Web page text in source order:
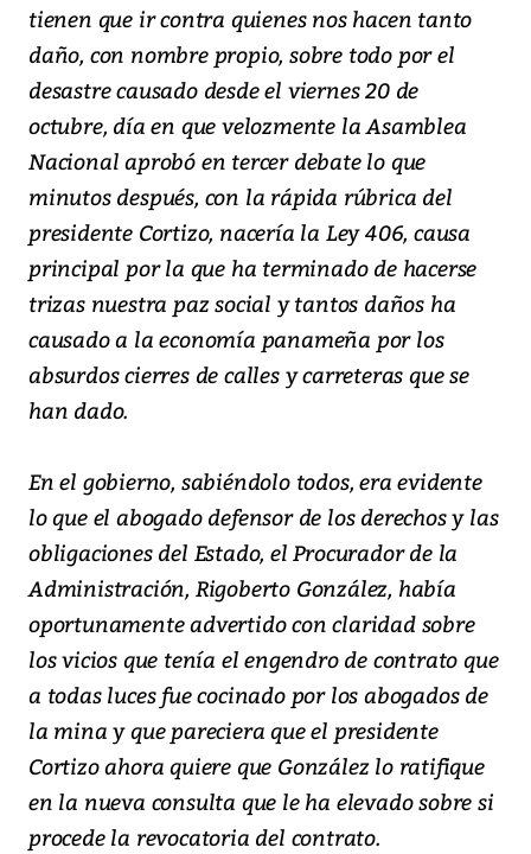
tienen que ir contra quienes nos hacen tanto
daño, con nombre propio, sobre todo por el
desastre causado desde el viernes 20 de
octubre, día en que velozmente la Asamblea
Nacional aprobó en tercer debate lo que
minutos después, con la rápida rúbrica del
presidente Cortizo, nacería la Ley 406, causa
principal por la que ha terminado de hacerse
trizas nuestra paz social y tantos daños ha
causado a la economía panameña por los
absurdos cierres de calles y carreteras que se
han dado.
En el gobierno, sabiéndolo todos, era evidente
lo que el abogado defensor de los derechos y las
obligaciones del Estado, el Procurador de la
Administración, Rigoberto González, había
oportunamente advertido con claridad sobre
los vicios que tenía el engendro de contrato que
a todas luces fue cocinado por los abogados de
la mina y que pareciera que el presidente
Cortizo ahora quiere que González lo ratifique
en la nueva consulta que le ha elevado sobre si
procede la revocatoria del contrato.